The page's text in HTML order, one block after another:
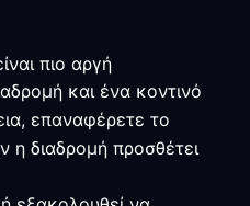
πιο αργή
και ένα κοντινό
επαναφέρετε το
η διαδρομή προσθέτει